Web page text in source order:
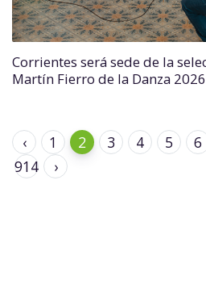
Corrientes será sede de la
Martín Fierro de la Danza 2026
‹ 1 2 3 4 5 6
914
›